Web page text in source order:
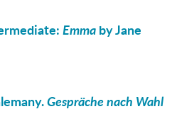
Emmaby Jane
Gespräche nach Wahl